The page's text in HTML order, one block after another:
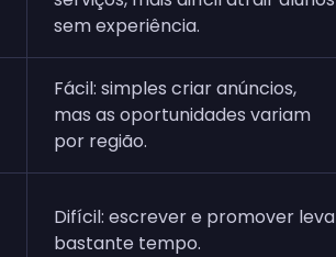
sem experiência.
Fácil: simples criar anúncios,
mas as oportunidades variam
por região.
Difícil: escrever e promover leva
bastante tempo.